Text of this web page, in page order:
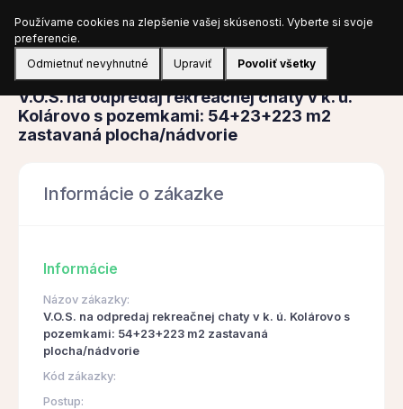
Prihlásiť sa
Obstarávanie
V.O.S. na odpredaj rekreačnej chaty v k. ú.
Kolárovo s pozemkami: 54+23+223 m2
zastavaná plocha/nádvorie
Informácie o zákazke
Informácie
Názov zákazky:
V.O.S. na odpredaj rekreačnej chaty v k. ú. Kolárovo s
pozemkami: 54+23+223 m2 zastavaná
plocha/nádvorie
Kód zákazky:
Postup:
Používame cookies na zlepšenie vašej skúsenosti. Vyberte si svoje
preferencie.
Odmietnuť nevyhnutné
Upraviť Povoliť všetky